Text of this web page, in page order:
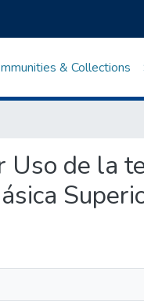
& Collections
Uso de la